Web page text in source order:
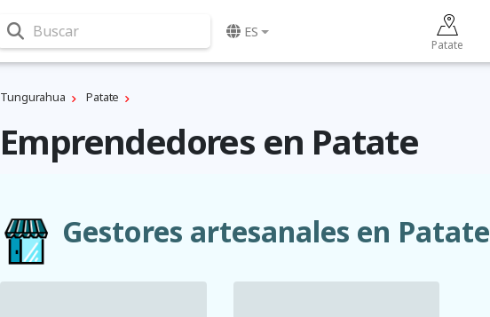
Buscar ES
Patate
Tungurahua Patate
Emprendedores en Patate
Gestores artesanales en Patate